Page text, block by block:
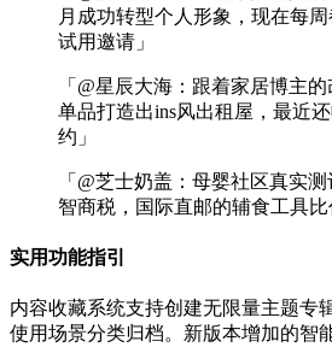
月成功转型个人形象，现在每
试用邀请」
「@星辰大海：跟着家居博主
单品打造出ins风出租屋，最近
约」
「@芝士奶盖：母婴社区真实
智商税，国际直邮的辅食工具比
实用功能指引
内容收藏系统支持创建无限量主题专
使用场景分类归档。新版本增加的智